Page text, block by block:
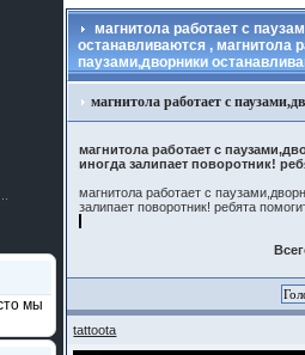
мы
магнитола работает с
останавливаются , магнитола
паузами,дворники
магнитола работает с
магнитола работает с
иногда залипает поворотник!
магнитола работает с
залипает поворотник! ребята
tattoota